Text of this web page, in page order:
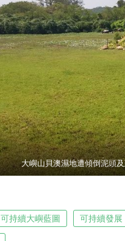
大嶼山貝澳濕地遭傾倒泥頭
可持續大嶼藍圖 可持續發展